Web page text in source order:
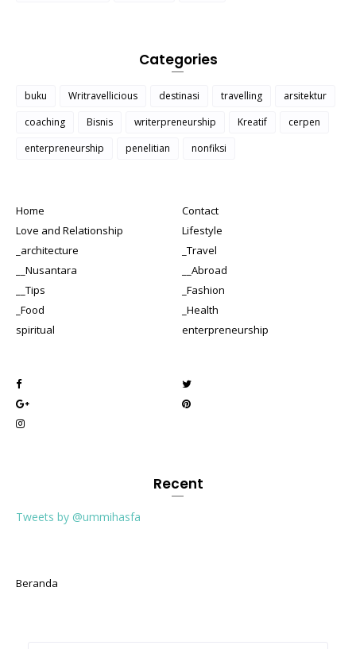
Categories
buku Writravellicious destinasi travelling
arsitektur
coaching
Bisnis writerpreneurship Kreatif
cerpen
enterpreneurship
penelitian nonfiksi
Home
Contact
Love and Relationship
Lifestyle
_architecture
_Travel
__Nusantara
__Abroad
__Tips
_Fashion
_Food
_Health
spiritual
enterpreneurship
Recent
Tweets by @ummihasfa
Beranda